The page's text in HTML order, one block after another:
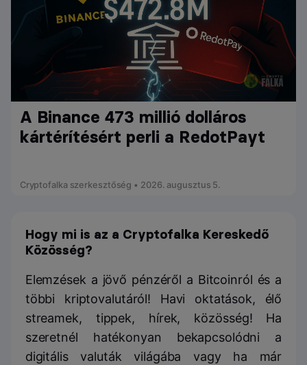
A Binance 473 millió dolláros
kártérítésért perli a RedotPayt
Cryptofalka szerkesztőség • 2026. augusztus 5.
Hogy mi is az a Cryptofalka Kereskedő
Közösség?
Elemzések a jövő pénzéről a Bitcoinról és a
többi kriptovalutáról! Havi oktatások, élő
streamek, tippek, hírek, közösség! Ha
szeretnél hatékonyan bekapcsolódni a
digitális valuták világába vagy ha már